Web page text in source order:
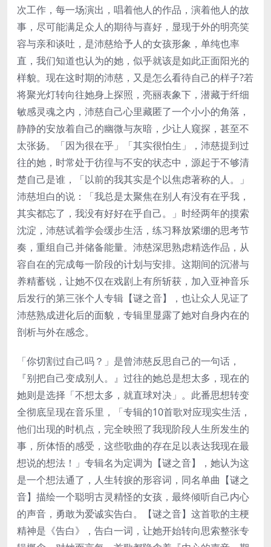
次工作，每一场演出，唱着他人的作品，演着他人的故
事，尽可能满足众人的期待与喜好，显现于外的明亮笑
容与亲和谈吐，是沛慈给予人的女孩形象，单纯也率
直，我们知道也认为的她，似乎就该是如此正面阳光的
样貌。现在这时期的沛慈，又是怎么看待自己的样子?若
将聚光灯转向往她身上探照，亮丽表象下，潜藏于纤细
敏感灵魂之内，沛慈自己心里藏匿了一个小小的角落，
静静的安放着自己的幽微与灰暗，少让人窥探，甚至不
太张扬。「因为很在乎」「其实很怕生」，沛慈提到过
往的她，时常处于彷徨与不安的状态中，源起于不够清
楚自己是谁，「以前的我其实是个以焦虑著称的人。」
沛慈坦白的说：「我总是太聚焦在别人有没有在乎我，
其实都忘了，我没有好好在乎自己。」时经两年的摸索
沈淀，沛慈试着学会缓步生活，练习释放紧绷的思考节
奏，重组自己并储备能量。沛慈深思熟虑精选作品，从
容自在的完成每一阶段的计划与安排。这期间的沉潜与
养精蓄锐，让她不仅在戏剧上有所斩获，加入亚神音乐
后发行的第三张个人专辑【谜之音】，也让众人见证了
沛慈熟成进化后的面貌，专辑里显露了她对自身内在的
剖析与外在感念。
「你切割过自己吗？」是曾沛慈反思自己的一句话，
『别把自己变成别人。』过往的她总是想太多，现在的
她则是选择「不想太多，就直球对决」。此番思想转变
全彻底呈现在音乐里，「专辑的10首歌对应现实生活，
他们出现的时机点，完全映照了我现阶段人生所发生的
事，所体悟的感受，这些歌曲的存在足以表达我现在最
想说的想法！」专辑名为定调为【谜之音】，她认为这
是一个想法通了，人生转捩的形容词，同名单曲【谜之
音】描绘一个聪明古灵精怪的女孩，最终倾听自己内心
的声音，勇敢为爱诚实告白。【谜之音】这首歌的主梗
精神是《告白》，告白一词，让她开始转向思索整张专